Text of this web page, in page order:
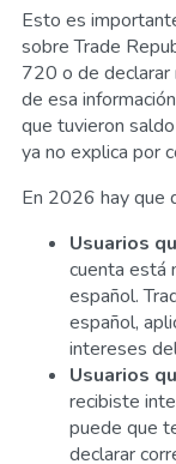
Esto es
sobre Trade
720 o de
de esa
que tuvieron
ya no explica por
En 2026 hay que
Usuarios
cuenta está
español.
español,
intereses
Usuarios
recibiste
puede que
declarar